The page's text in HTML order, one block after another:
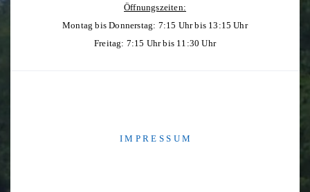
Öffnungszeiten:
Montag bis Donnerstag: 7:15 Uhr bis 13:15 Uhr
Freitag: 7:15 Uhr bis 11:30 Uhr
I M P R E S S U M